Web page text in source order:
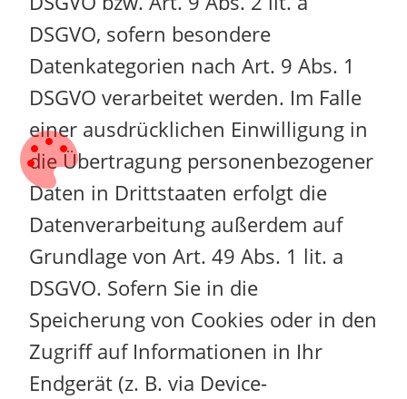
DSGVO, sofern besondere
Datenkategorien nach Art. 9 Abs. 1
DSGVO verarbeitet werden. Im Falle
einer ausdrücklichen Einwilligung in
die Übertragung personenbezogener
Daten in Drittstaaten erfolgt die
Datenverarbeitung außerdem auf
Grundlage von Art. 49 Abs. 1 lit. a
DSGVO. Sofern Sie in die
Speicherung von Cookies oder in den
Zugriff auf Informationen in Ihr
Endgerät (z. B. via Device-